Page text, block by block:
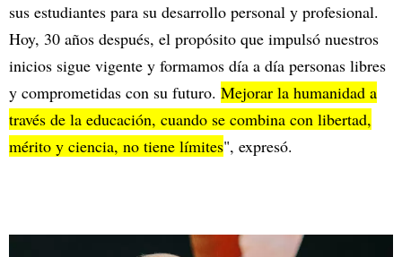
sus estudiantes para su desarrollo personal y profesional.
Hoy, 30 años después, el propósito que impulsó nuestros
inicios sigue vigente y formamos día a día personas libres
y comprometidas con su futuro. Mejorar la humanidad a
través de la educación, cuando se combina con libertad,
mérito y ciencia, no tiene límites", expresó.